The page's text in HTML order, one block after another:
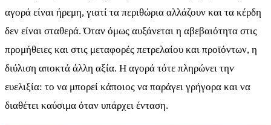
αγορά είναι ήρεμη, γιατί τα περιθώρια αλλάζουν και τα κέρδη
δεν είναι σταθερά. Όταν όμως αυξάνεται η αβεβαιότητα στις
προμήθειες και στις μεταφορές πετρελαίου και προϊόντων, η
διύλιση αποκτά άλλη αξία. Η αγορά τότε πληρώνει την
ευελιξία: το να μπορεί κάποιος να παράγει γρήγορα και να
διαθέτει καύσιμα όταν υπάρχει ένταση.